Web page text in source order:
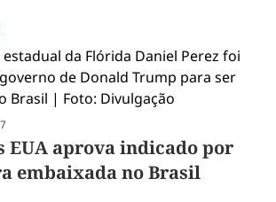
EUA aprova indicado por
embaixada no Brasil